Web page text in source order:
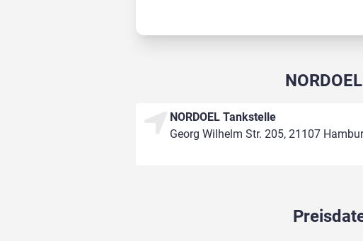
NORDOEL Tankstelle
Georg Wilhelm Str. 205, 21107